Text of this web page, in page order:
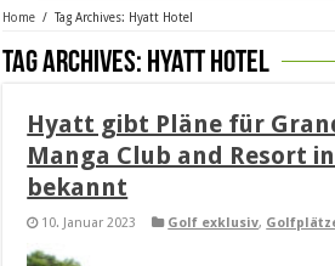
Home / Tag Archives: Hyatt Hotel
Tag Archives: Hyatt Hotel
Hyatt gibt Pläne für
Manga Club and Resort
bekannt
10. Januar 2023 Golf exklusiv,